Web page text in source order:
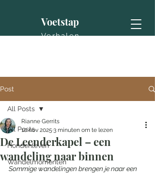
Voetstap
Verhalen
Post
All Posts
Hondenleven
Wandelmomenten
All Posts
De Leenderkapel – een
wandeling naar binnen
Rianne Gerrits
10 nov 2025 3 minuten om te lezen
Sommige wandelingen brengen je naar een